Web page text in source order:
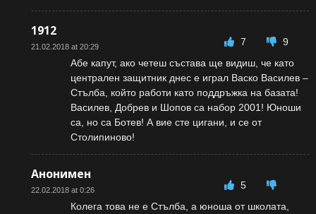
1912
21.02.2018 at 20:29 7
9
Абе капут, ако четеш състава ще видиш, че като
централен защитник днес е играл Васко Василев –
Стълба, който работи като поддръжка на базата!
Василев, Добрев и Шопов са набор 2001! Юноши
са, но са Ботев! А вие сте цигани, и се от
Столипиново!
Анонимен
22.02.2018 at 0:26
5
Колега това не е Стълба, а юноша от школата,